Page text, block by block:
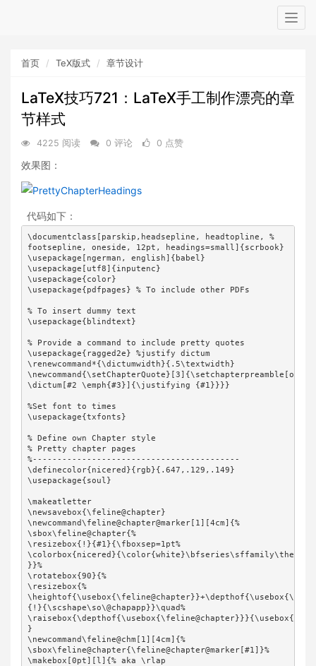
首页 TeX版式 章节设计
LaTeX技巧721：LaTeX手工制作漂亮的章
节样式
4225 阅读 0 评论 0 点赞
效果图：
代码如下：
\documentclass[parskip,headsepline, headtopline, %
footsepline, oneside, 12pt, headings=small]{scrbook}
\usepackage[ngerman, english]{babel}
\usepackage[utf8]{inputenc}
\usepackage{color}
\usepackage{pdfpages} % To include other PDFs
% To insert dummy text
\usepackage{blindtext}
% Provide a command to include pretty quotes
\usepackage{ragged2e} %justify dictum
\renewcommand*{\dictumwidth}{.5\textwidth}
\newcommand{\setChapterQuote}[3]{\setchapterpreamble[o]{%
\dictum[#2 \emph{#3}]{\justifying {#1}}}}
%Set font to times
\usepackage{txfonts}
% Define own Chapter style
% Pretty chapter pages
%------------------------------------------
\definecolor{nicered}{rgb}{.647,.129,.149}
\usepackage{soul}
\makeatletter
\newsavebox{\feline@chapter}
\newcommand\feline@chapter@marker[1][4cm]{%
\sbox\feline@chapter{%
\resizebox{!}{#1}{\fboxsep=1pt%
}}%
\rotatebox{90}{%
\resizebox{%
{!}{\scshape\so\@chapapp}}\quad%
}
\newcommand\feline@chm[1][4cm]{%
\sbox\feline@chapter{\feline@chapter@marker[#1]}%
\makebox[0pt][l]{% aka \rlap